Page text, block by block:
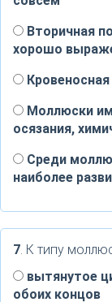
Вторичная
хорошо
Моллюски
осязания,
Среди
наиболее
7. К типу
вытянутое
обоих концов